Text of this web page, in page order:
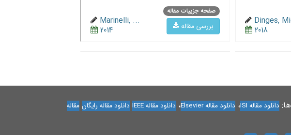
Dinges,
2018
صفحه جزییات مقاله
بررسی مقاله
Marinelli, ...
2014
دانلود مقاله ISI ، دانلود مقاله Elsevier ، دانلود مقاله IEEE دانلود مقاله رایگان مقاله